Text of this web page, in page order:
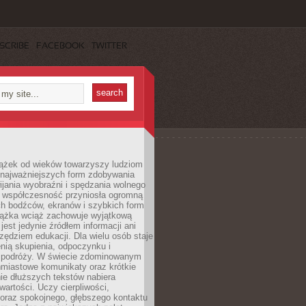
FACEBOOK TWITTER
od wieków towarzyszy ludziom
form zdobywania
wyobraźni i spędzania wolnego
przyniosła ogromną
bodźców, ekranów i szybkich form
wciąż zachowuje wyjątkową
jedynie źródłem informacji ani
edukacji. Dla wielu osób staje
skupienia, odpoczynku i
W świecie zdominowanym
komunikaty oraz krótkie
dłuższych tekstów nabiera
Uczy cierpliwości,
spokojnego, głębszego kontaktu